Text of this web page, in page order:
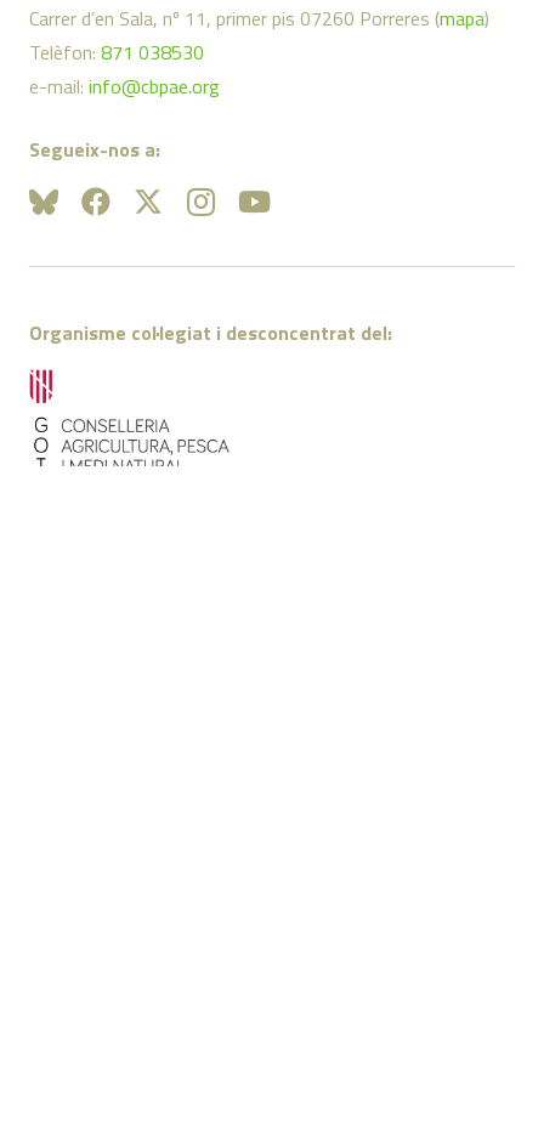
Carrer d’en Sala, nº 11, primer pis 07260 Porreres (mapa)
Telèfon: 871 038530
e-mail: info@cbpae.org
Segueix-nos a:
Organisme col·legiat i desconcentrat del: